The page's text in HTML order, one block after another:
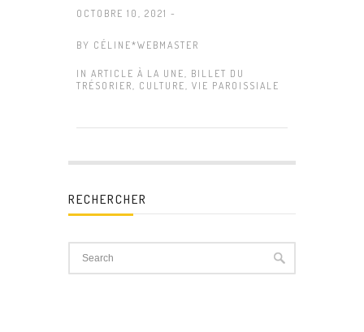
OCTOBRE 10, 2021 -
BY CÉLINE*WEBMASTER
IN ARTICLE À LA UNE, BILLET DU
TRÉSORIER, CULTURE, VIE PAROISSIALE
RECHERCHER